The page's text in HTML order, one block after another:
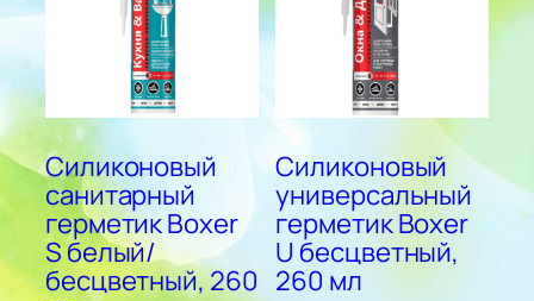
Силиконовый
санитарный
герметик Boxer
S белый/
бесцветный, 260
Силиконовый
универсальный
герметик Boxer
U бесцветный,
260 мл